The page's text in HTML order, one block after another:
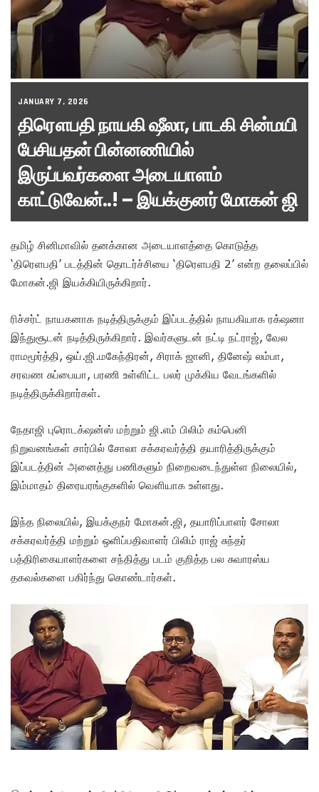
JANUARY 7, 2026
திரௌபதி நாயகி ஷீலா, பாடகி சின்மயி
பேசியதன் பின்னணியில்
இருப்பவர்களை அடையாளம்
காட்டுவேன்..! – இயக்குனர் மோகன் ஜி
தமிழ் சினிமாவில் தனக்கான அடையாளத்தை கொடுத்த
‘திரெளபதி’ படத்தின் தொடர்ச்சியை ‘திரெளபதி 2’ என்ற தலைப்பில்
மோகன்.ஜி இயக்கியிருக்கிறார்.
ரிச்சர்ட் நாயகனாக நடித்திருக்கும் இப்படத்தில் நாயகியாக ரக்‌ஷனா
இந்துசூடன் நடித்திருக்கிறார். இவர்களுடன் நட்டி நட்ராஜ், வேல
ராமமூர்த்தி, ஒய்.ஜி.மகேந்திரன், சிராக் ஜானி, தினேஷ் லம்பா,
சரவண சுப்பையா, பரணி உள்ளிட்ட பலர் முக்கிய வேடங்களில்
நடித்திருக்கிறார்கள்.
நேதாஜி புரொடக்‌ஷன்ஸ் மற்றும் ஜி.எம் பிலிம் கம்பெனி
நிறுவனங்கள் சார்பில் சோலா சக்கரவர்த்தி தயாரித்திருக்கும்
இப்படத்தின் அனைத்து பணிகளும் நிறைவடைந்துள்ள நிலையில்,
இம்மாதம் திரையரங்குகளில் வெளியாக உள்ளது.
இந்த நிலையில், இயக்குநர் மோகன்.ஜி, தயாரிப்பாளர் சோலா
சக்கரவர்த்தி மற்றும் ஒளிப்பதிவாளர் பிலிம் ராஜ் சுந்தர்
பத்திரிகையாளர்களை சந்தித்து படம் குறித்த பல சுவாரஸ்ய
தகவல்களை பகிர்ந்து கொண்டார்கள்.